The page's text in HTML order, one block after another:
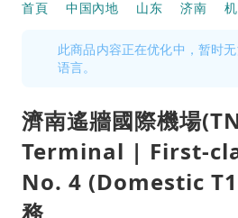
首頁 中国內地 山东 济南
此商品内容正在优化中，暂时
语言。
濟南遙牆國際機場
Terminal | First-
No. 4 (Domestic